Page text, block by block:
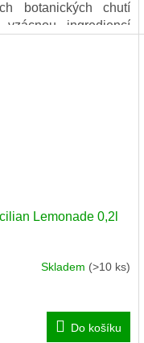
botanických chutí
vzácnou ingrediencí
Lemonade 0,2l
Skladem (>10 ks)
Do košíku